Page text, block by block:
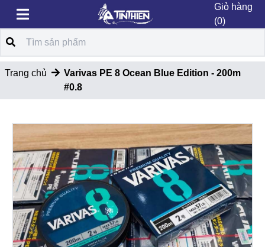
Giỏ hàng
(0)
Trang chủ
Varivas PE 8 Ocean Blue Edition - 200m
#0.8